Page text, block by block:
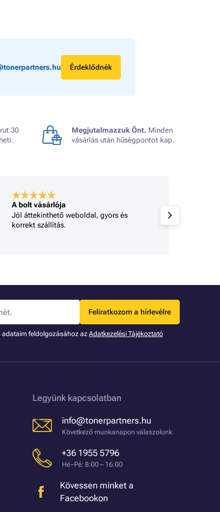
Érdeklődnék
30
Megjutalmazzuk Önt. Minden
vásárlás után hűségpontot kap.
A bolt vásárlója
Jól áttekinthető weboldal, gyors és
korrekt szállítás.
Feliratkozom a hírlevélre
adataim feldolgozásához azAdatkezelési Tájékoztató
Legyünk kapcsolatban
info@tonerpartners.hu
Következő munkanapon válaszolunk
+36 1955 5796
Hé–Pé: 8:00 – 16:00
Kövessen minket a
Facebookon